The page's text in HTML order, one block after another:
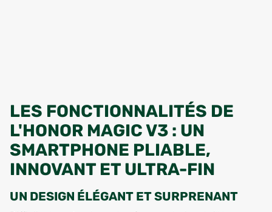
LES FONCTIONNALITÉS DE
L'HONOR MAGIC V3 : UN
SMARTPHONE PLIABLE,
INNOVANT ET ULTRA-FIN
UN DESIGN ÉLÉGANT ET SURPRENANT